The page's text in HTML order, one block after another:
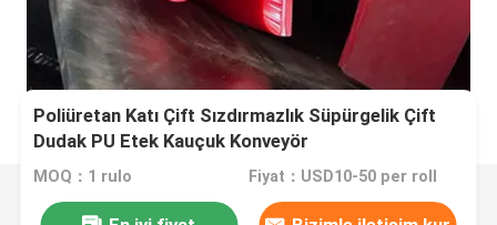
Poliüretan Katı Çift Sızdırmazlık Süpürgelik Çift
Dudak PU Etek Kauçuk Konveyör
MOQ：1 rulo Fiyat：USD10-50 per roll